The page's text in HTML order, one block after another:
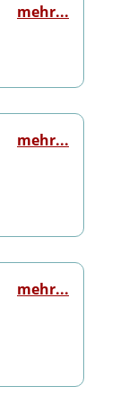
mehr...
mehr...
mehr...